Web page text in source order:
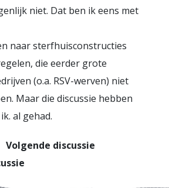
niet. Dat ben ik eens met
naar sterfhuisconstructies
die eerder grote
(o.a. RSV-werven) niet
Maar die discussie hebben
al gehad.
Volgende discussie